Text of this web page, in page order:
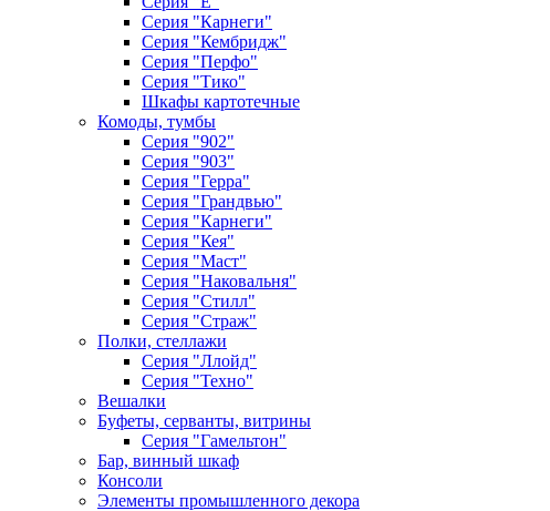
Серия "Карнеги"
Серия "Кембридж"
Серия "Перфо"
Серия "Тико"
Шкафы картотечные
Комоды, тумбы
Серия "902"
Серия "903"
Серия "Герра"
Серия "Грандвью"
Серия "Карнеги"
Серия "Кея"
Серия "Маст"
Серия "Наковальня"
Серия "Стилл"
Серия "Страж"
Полки, стеллажи
Серия "Ллойд"
Серия "Техно"
Вешалки
Буфеты, серванты, витрины
Серия "Гамельтон"
Бар, винный шкаф
Консоли
Элементы промышленного декора